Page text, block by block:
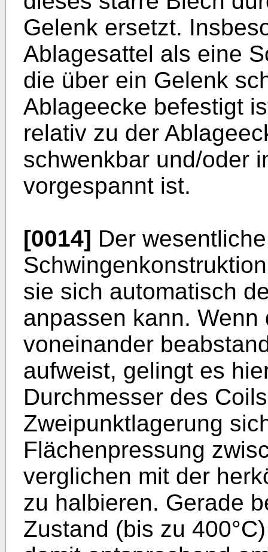
Gelenk ersetzt.
Ablagesattel als eine
die über ein Gelenk
Ablageecke befestigt
relativ zu der
schwenkbar und/oder
vorgespannt ist.
[0014] Der
sie sich automatisch
anpassen kann.
voneinander
aufweist, gelingt es
Durchmesser des
Zweipunktlagerung
Flächenpressung
verglichen mit der
zu halbieren. Gerade
Zustand (bis zu